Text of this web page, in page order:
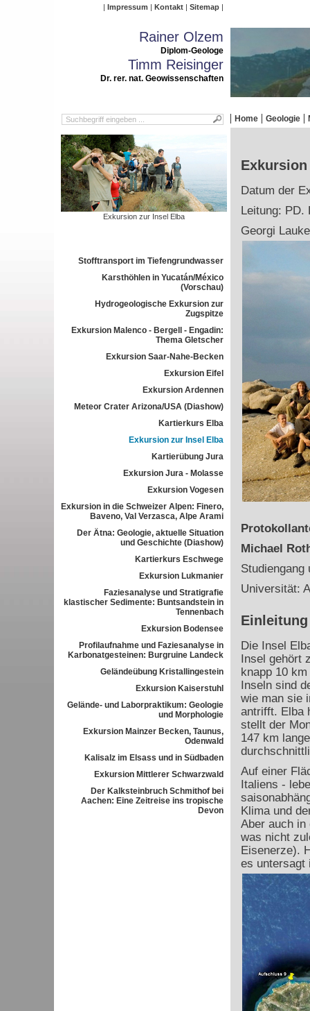
Impressum Kontakt Sitemap
Rainer Olzem
Diplom-Geologe
Timm Reisinger
Dr. rer. nat. Geowissenschaften
Home Geologie
Exkursion zur Insel Elba
Stofftransport im Tiefengrundwasser
Karsthöhlen in Yucatán/México
(Vorschau)
Hydrogeologische Exkursion zur
Zugspitze
Exkursion Malenco - Bergell - Engadin:
Thema Gletscher
Exkursion Saar-Nahe-Becken
Exkursion Eifel
Exkursion Ardennen
Meteor Crater Arizona/USA (Diashow)
Kartierkurs Elba
Exkursion zur Insel Elba
Kartierübung Jura
Exkursion Jura - Molasse
Exkursion Vogesen
Exkursion in die Schweizer Alpen: Finero,
Baveno, Val Verzasca, Alpe Arami
Der Ätna: Geologie, aktuelle Situation
und Geschichte (Diashow)
Kartierkurs Eschwege
Exkursion Lukmanier
Faziesanalyse und Stratigrafie
klastischer Sedimente: Buntsandstein in
Tennenbach
Exkursion Bodensee
Profilaufnahme und Faziesanalyse in
Karbonatgesteinen: Burgruine Landeck
Geländeübung Kristallingestein
Exkursion Kaiserstuhl
Gelände- und Laborpraktikum: Geologie
und Morphologie
Exkursion Mainzer Becken, Taunus,
Odenwald
Kalisalz im Elsass und in Südbaden
Exkursion Mittlerer Schwarzwald
Der Kalksteinbruch Schmithof bei
Aachen: Eine Zeitreise ins tropische
Devon
Datum der
Leitung: PD.
Georgi
Michael
Universität:
Einleitung
Die Insel
Insel gehört
knapp 10
Inseln sind
wie man sie
antrifft. Elba
stellt der
147 km
Auf einer
Italiens -
Klima und
Aber auch in
was nicht
Eisenerze).
es untersagt